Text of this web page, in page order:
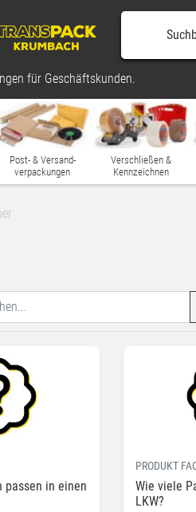
für Geschäftskunden.
Post- & Versand-
verpackungen
Verschließen &
Kennzeichnen
passen in einen
PRODUKT
Wie viele
LKW?